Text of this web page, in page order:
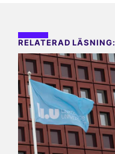
RELATERAD LÄSNING: